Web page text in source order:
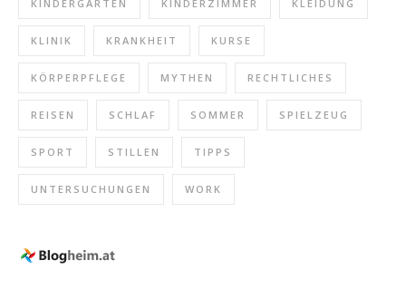
KINDERGARTEN KINDERZIMMER KLEIDUNG
KLINIK KRANKHEIT KURSE
KÖRPERPFLEGE MYTHEN RECHTLICHES
REISEN SCHLAF SOMMER SPIELZEUG
SPORT STILLEN TIPPS
UNTERSUCHUNGEN WORK